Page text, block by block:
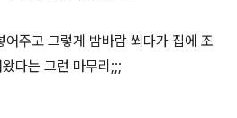
어주고 그렇게 밤바람 쐬다가 집에 조
다는 그런 마무리;;;